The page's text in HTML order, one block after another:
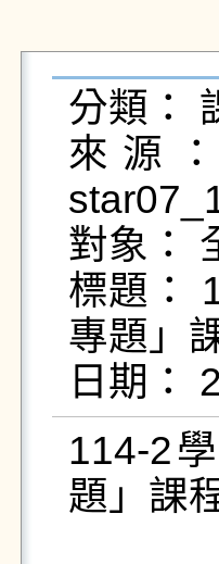
分類：
來源
對象：
標題：
專題」
114-2
題」課